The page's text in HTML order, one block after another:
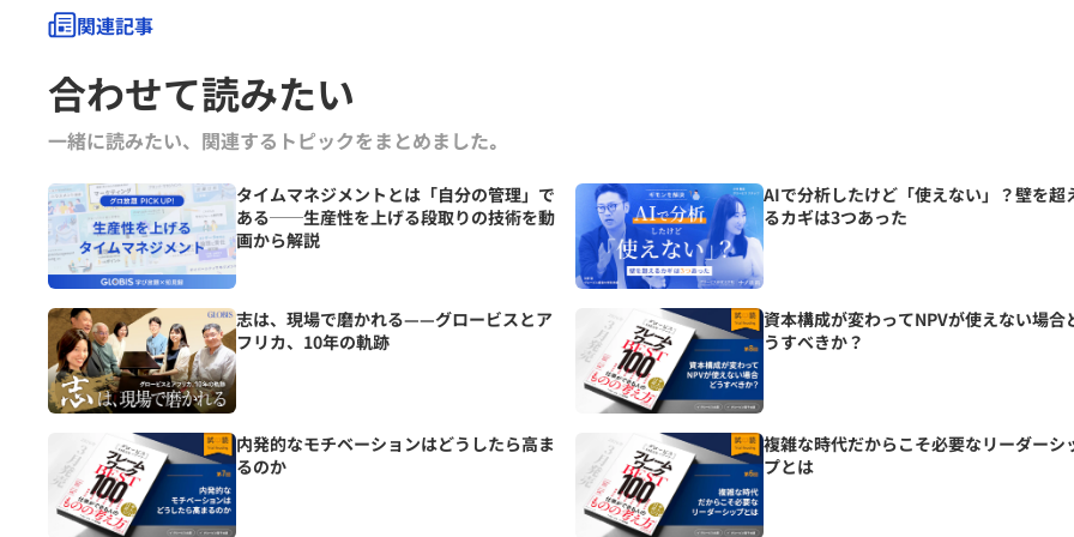
関連記事
合わせて読みたい
一緒に読みたい、関連するトピックをまとめました｡
タイムマネジメントとは「自分の管理」で
ある──生産性を上げる段取りの技術を動
画から解説
AIで分析したけど「使えない」？壁を超
るカギは3つあった
志は、現場で磨かれる——グロービスとア
フリカ、10年の軌跡
資本構成が変わってNPVが使えない場合
うすべきか？
内発的なモチベーションはどうしたら高ま
るのか
複雑な時代だからこそ必要なリーダーシ
プとは